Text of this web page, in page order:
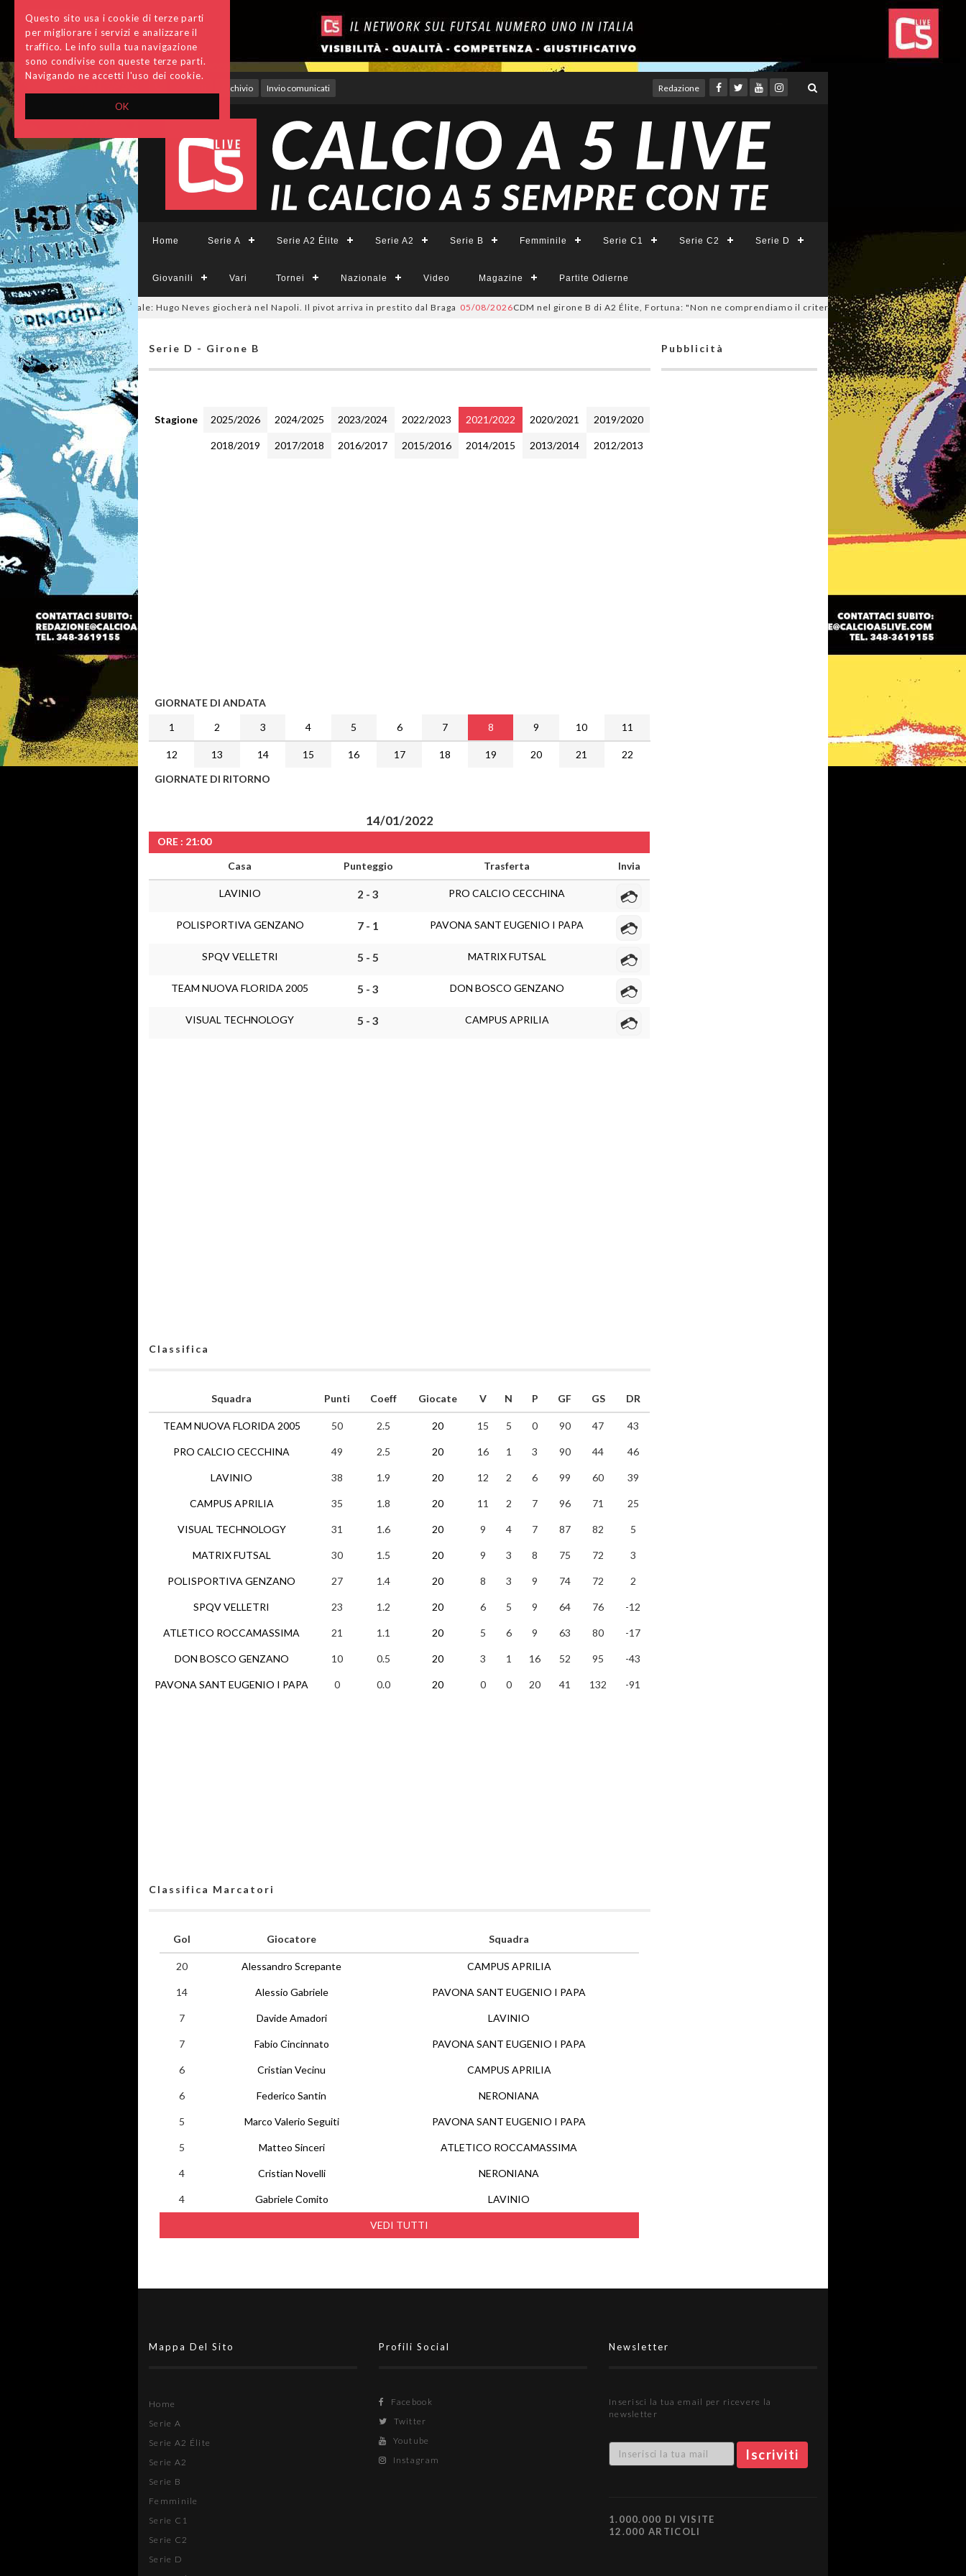
OK
Questo sito usa i cookie di terze parti
per migliorare i servizi e analizzare il
traffico. Le info sulla tua navigazione
sono condivise con queste terze parti.
Navigando ne accetti l'uso dei cookie.
Archivio Invio comunicati Redazione
Home Serie A Serie A2 Élite Serie A2 Serie B Femminile Serie C1 Serie C2 Serie D
Giovanili Vari Tornei Nazionale Video Magazine Partite Odierne
ora è ufficiale: Hugo Neves giocherà nel Napoli. Il pivot arriva in prestito dal Braga 05/08/2026CDM nel girone B di A2 Élite, Fortuna: "Non ne comprendiamo il criterio". E c'è l'ipotesi rinuncia! 04/08/
Serie D - Girone B
Stagione 2025/2026 2024/2025 2023/2024 2022/2023 2021/2022 2020/2021 2019/2020
2018/2019 2017/2018 2016/2017 2015/2016 2014/2015 2013/2014 2012/2013
GIORNATE DI ANDATA
1
2 3 4 5 6 7 8 9 10 11
12 13 14 15 16 17 18 19 20 21
22
GIORNATE DI RITORNO
14/01/2022
ORE : 21:00
Casa
Punteggio Trasferta Invia
LAVINIO 2 - 3 PRO CALCIO CECCHINA
POLISPORTIVA GENZANO 7 - 1 PAVONA SANT EUGENIO I PAPA
SPQV VELLETRI 5 - 5 MATRIX FUTSAL
TEAM NUOVA FLORIDA 2005 5 - 3 DON BOSCO GENZANO
VISUAL TECHNOLOGY 5 - 3 CAMPUS APRILIA
Classifica
Squadra
TEAM NUOVA FLORIDA 2005
PRO CALCIO CECCHINA
LAVINIO
CAMPUS APRILIA
VISUAL TECHNOLOGY
MATRIX FUTSAL
POLISPORTIVA GENZANO
SPQV VELLETRI
ATLETICO ROCCAMASSIMA
DON BOSCO GENZANO
PAVONA SANT EUGENIO I PAPA
Punti Coeff Giocate V N P GF GS DR
50 2.5 20 15 5 0 90 47 43
49 2.5 20 16 1 3 90 44 46
38 1.9 20 12 2 6 99 60 39
35 1.8 20 11 2 7 96 71 25
31 1.6 20 9 4 7 87 82 5
30 1.5 20 9 3 8 75 72 3
27 1.4 20 8 3 9 74 72 2
23 1.2 20 6 5 9 64 76 -12
21 1.1 20 5 6 9 63 80 -17
10 0.5 20 3 1 16 52 95 -43
0 0.0 20 0 0 20 41 132 -91
Classifica Marcatori
Gol Giocatore Squadra
VEDI TUTTI
20 Alessandro Screpante CAMPUS APRILIA
14 Alessio Gabriele PAVONA SANT EUGENIO I PAPA
7 Davide Amadori LAVINIO
7 Fabio Cincinnato PAVONA SANT EUGENIO I PAPA
6 Cristian Vecinu CAMPUS APRILIA
6 Federico Santin NERONIANA
5 Marco Valerio Seguiti PAVONA SANT EUGENIO I PAPA
5 Matteo Sinceri ATLETICO ROCCAMASSIMA
4 Cristian Novelli NERONIANA
4 Gabriele Comito LAVINIO
Pubblicità
Mappa Del Sito
Home
Serie A
Serie A2 Élite
Serie A2
Serie B
Femminile
Serie C1
Serie C2
Serie D
Profili Social
Facebook
Twitter
Youtube
Instagram
Newsletter
Inserisci la tua email per ricevere la
newsletter
1.000.000 DI VISITE
12.000 ARTICOLI